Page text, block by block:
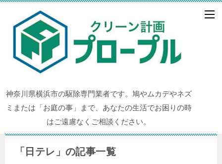
神奈川県横浜市の駆除専門業者です。鳩やムカデやネズ
ミまたは「お庭の事」まで、あなたの生活でお困りの時
はご遠慮なくご相談ください。
「日テレ」の記事一覧